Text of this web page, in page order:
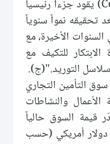
(Commercial P&C) يقود جزءاً رئيسياً
تحقيقه نمواً سنوياً
8% في السنوات الأخيرة، مع
للتكيف مع
التوريد."(ج).
التأمين التجاري
والنشاطات
قيمة السوق حالياً
مليار دولار أمريكي (حسب